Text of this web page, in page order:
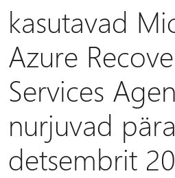
kasutavad
Azure
Services
nurjuvad
detsembrit